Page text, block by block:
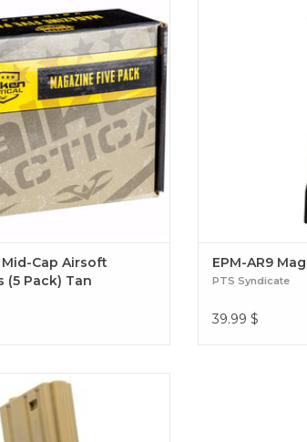
(5 Pack) Tan
Cap Airsoft
(5 Pack) Tan
EPM-AR9
PTS Syndicate
39.99 $
airsoft Valken SMAG de 140
mid-cap) est fabriqué en
et résistant, ce qui le rend
robuste. SMAG DST